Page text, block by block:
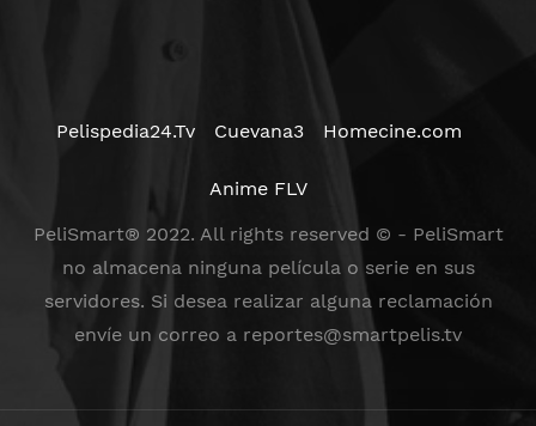
Pelispedia24.Tv Cuevana3 Homecine.com
Anime FLV
PeliSmart® 2022. All rights reserved © - PeliSmart
no almacena ninguna película o serie en sus
servidores. Si desea realizar alguna reclamación
envíe un correo a reportes@smartpelis.tv